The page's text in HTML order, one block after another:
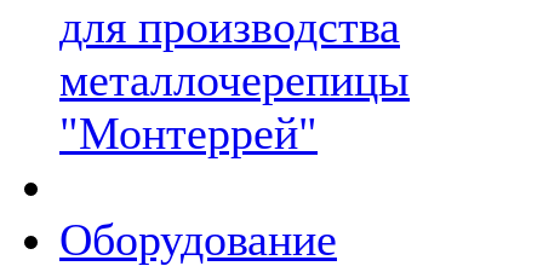
для производства
металлочерепицы
"Монтеррей"
Оборудование